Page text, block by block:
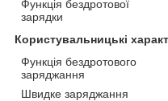
Функція бездротової
зарядки
Користувальницькі
Функція бездротового
заряджання
Швидке заряджання